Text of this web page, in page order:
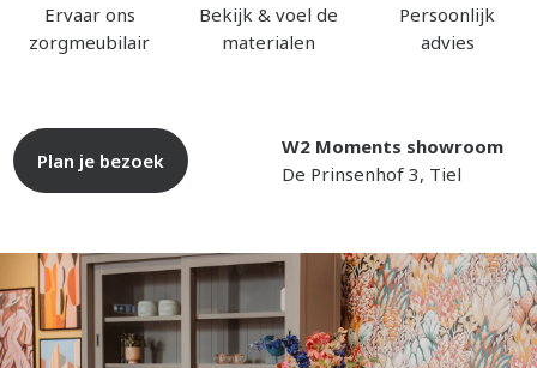
Ervaar ons
zorgmeubilair
Bekijk & voel de
materialen
Persoonlijk
advies
Plan je bezoek
W2 Moments showroom
De Prinsenhof 3, Tiel